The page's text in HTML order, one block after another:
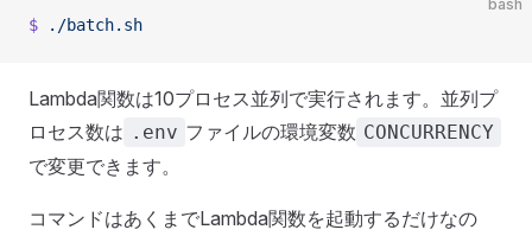
bash
$ ./batch.sh
Lambda関数は10プロセス並列で実行されます。並列プ
ロセス数は .env ファイルの環境変数 CONCURRENCY
で変更できます。
コマンドはあくまでLambda関数を起動するだけなの